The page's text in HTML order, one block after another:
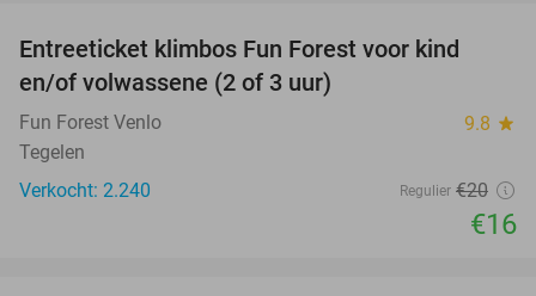
Entreeticket klimbos Fun Forest voor kind
en/of volwassene (2 of 3 uur)
Fun Forest Venlo 9.8 star
Tegelen
Verkocht: 2.240
Regulier €20
€16